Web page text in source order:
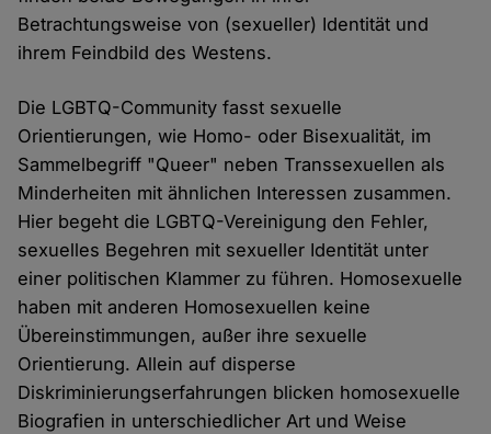
Betrachtungsweise von (sexueller) Identität und
ihrem Feindbild des Westens.
Die LGBTQ-Community fasst sexuelle
Orientierungen, wie Homo- oder Bisexualität, im
Sammelbegriff "Queer" neben Transsexuellen als
Minderheiten mit ähnlichen Interessen zusammen.
Hier begeht die LGBTQ-Vereinigung den Fehler,
sexuelles Begehren mit sexueller Identität unter
einer politischen Klammer zu führen. Homosexuelle
haben mit anderen Homosexuellen keine
Übereinstimmungen, außer ihre sexuelle
Orientierung. Allein auf disperse
Diskriminierungserfahrungen blicken homosexuelle
Biografien in unterschiedlicher Art und Weise